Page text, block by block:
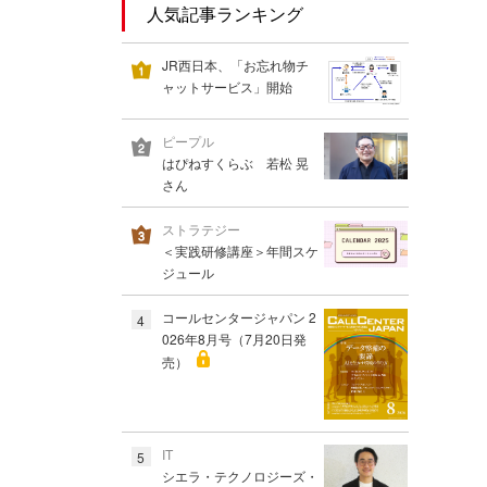
人気記事ランキング
JR西日本、「お忘れ物チ
ャットサービス」開始
ピープル
はぴねすくらぶ 若松 晃
さん
ストラテジー
＜実践研修講座＞年間スケ
ジュール
4
コールセンタージャパン 2
026年8月号（7月20日発
売）
5
IT
シエラ・テクノロジーズ・